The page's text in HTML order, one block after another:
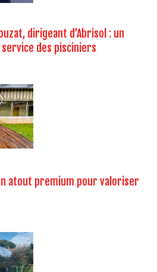
dirigeant d’Abrisol : un
des pisciniers
atout premium pour valoriser